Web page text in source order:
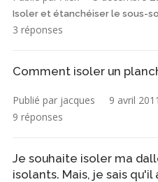
Isoler et étanchéiser le sous-
3 réponses
Comment isoler un
Publié par jacques 9 avril 2011
9 réponses
Je souhaite isoler ma
isolants. Mais, je sais